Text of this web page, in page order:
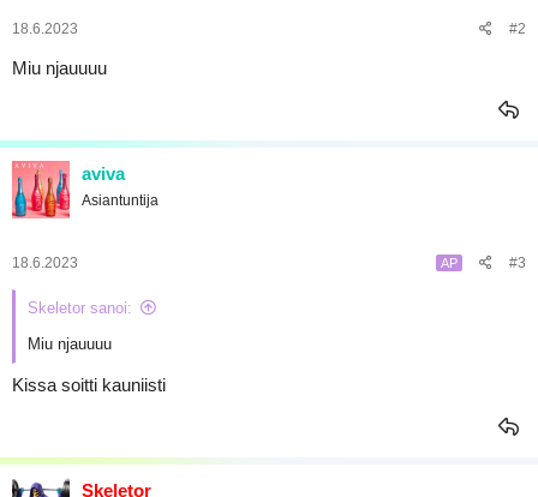
:
18.6.2023 #2
Miu njauuuu
aviva
Asiantuntija
18.6.2023 AP #3
Skeletor sanoi:
Miu njauuuu
Kissa soitti kauniisti
Skeletor